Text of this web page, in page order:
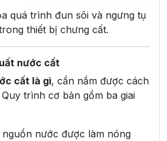
quá trình đun sôi và ngưng tụ
thiết bị chưng cất.
nước cất
cất là gì, cần nắm được cách
trình cơ bản gồm ba giai
nguồn nước được làm nóng